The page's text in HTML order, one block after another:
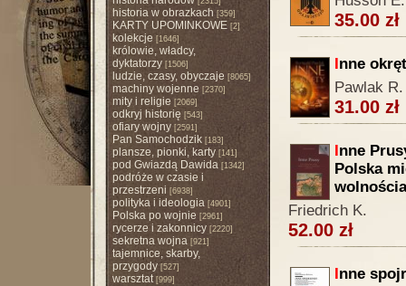
historia w obrazkach [359]
KARTY UPOMINKOWE[2]
kolekcje [1646]
królowie, władcy,
dyktatorzy[1506]
ludzie, czasy, obyczaje [8065]
machiny wojenne [2370]
mity i religie [2069]
odkryj historię[543]
ofiary wojny[2591]
Pan Samochodzik[183]
plansze, pionki, karty[141]
pod Gwiazdą Dawida[1342]
podróże w czasie i
przestrzeni [6938]
polityka i ideologia[4901]
Polska po wojnie [2961]
rycerze i zakonnicy[2220]
sekretna wojna[921]
tajemnice, skarby,
przygody[527]
warsztat[999]
35.00 zł
Inne
Pawlak R.
31.00 zł
Inne
Polska
Friedrich K.
52.00 zł
Inne